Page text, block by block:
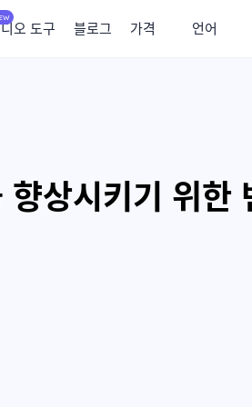
오 도구 블로그 가격 언어
향상시키기 위한